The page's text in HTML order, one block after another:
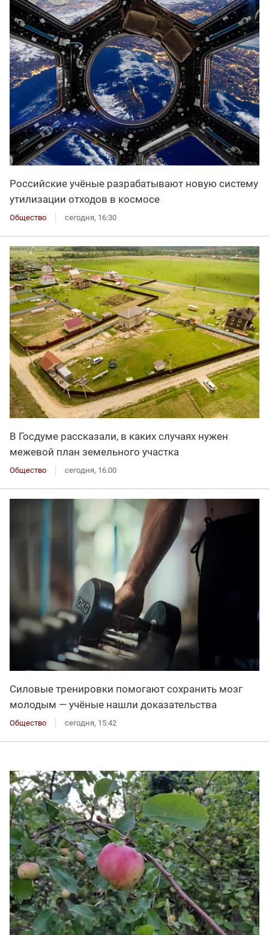
Российские учёные разрабатывают новую систему
утилизации отходов в космосе
Общество сегодня, 16:30
В Госдуме рассказали, в каких случаях нужен
межевой план земельного участка
Общество сегодня, 16:00
Силовые тренировки помогают сохранить мозг
молодым — учёные нашли доказательства
Общество сегодня, 15:42